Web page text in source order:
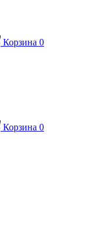
Корзина 0
Корзина 0